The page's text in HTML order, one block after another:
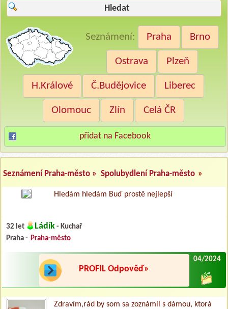
Hledat
Seznámení: Praha Brno
Ostrava Plzeň
H.Králové Č.Budějovice Liberec
Olomouc Zlín Celá ČR
přidat na Facebook
Seznámení Praha-město » Spolubydlení Praha-město »
Hledám hledám Buď prostě nejlepší
32 let Ládík - Kuchař
Praha - Praha-město
PROFIL Odpověď»
04/2024
Zdravím,rád by som sa zoznámil s dámou, ktorá